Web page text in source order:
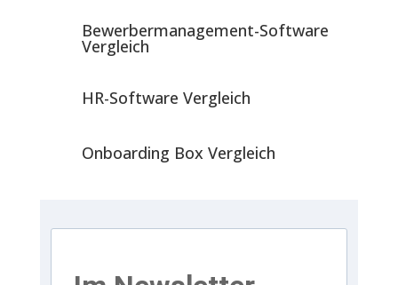
Bewerbermanagement-Software
Vergleich
HR-Software Vergleich
Onboarding Box Vergleich